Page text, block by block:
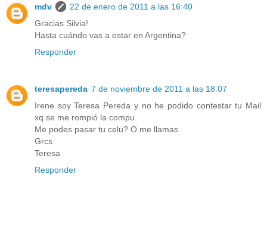
mdv
22 de enero de 2011 a las 16:40
Gracias Silvia!
Hasta cuándo vas a estar en Argentina?
Responder
teresapereda 7 de noviembre de 2011 a las 18:07
Irene soy Teresa Pereda y no he podido contestar tu Mail
xq se me rompió la compu
Me podes pasar tu celu? O me llamas
Grcs
Teresa
Responder